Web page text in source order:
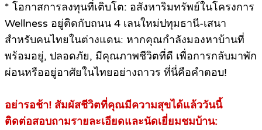
* โอกาสการลงทุนที่เติบโต: อสังหาริมทรัพย์ในโครงการ
Wellness อยู่ติดกับถนน 4 เลนใหม่ปทุมธานี-เสนา
สำหรับคนไทยในต่างแดน: หากคุณกำลังมองหาบ้านที่
พร้อมอยู่, ปลอดภัย, มีคุณภาพชีวิตที่ดี เพื่อการกลับมาพัก
ผ่อนหรืออยู่อาศัยในไทยอย่างถาวร ที่นี่คือคำตอบ!
อย่ารอช้า! สัมผัสชีวิตที่คุณมีความสุขได้แล้ววันนี้
ติดต่อสอบถามรายละเอียดและนัดเยี่ยมชมบ้าน: